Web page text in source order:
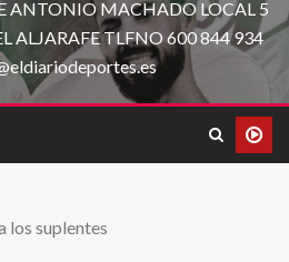
ANTONIO MACHADO LOCAL 5
ALJARAFE TLFNO 600 844 934
los suplentes